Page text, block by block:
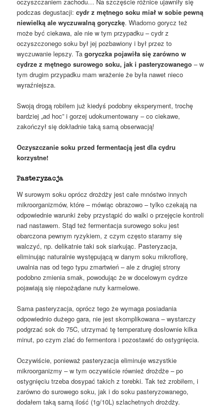
podczas degustacji: cydr z mętnego soku miał w sobie pewną
niewielką ale wyczuwalną goryczkę. Wiadomo gorycz też
może być ciekawa, ale nie w tym przypadku – cydr z
oczyszczonego soku był jej pozbawiony i był przez to
wyczuwanie lepszy. Tagoryczka pojawiła się zarówno w
cydrze z mętnego surowego soku, jak i pasteryzowanego – w
tym drugim przypadku mam wrażenie że była nawet nieco
wyraźniejsza.
Swoją drogą robiłem już kiedyś podobny eksperyment, trochę
bardziej „ad hoc” i gorzej udokumentowany – co ciekawe,
zakończył się dokładnie taką samą obserwacją!
Oczyszczanie soku przed fermentacją jest dla cydru
korzystne!
Pasteryzacja
W surowym soku oprócz drożdży jest całe mnóstwo innych
mikroorganizmów, które – mówiąc obrazowo – tylko czekają na
odpowiednie warunki żeby przystąpić do walki o przejęcie kontroli
nad nastawem. Stąd też fermentacja surowego soku jest
obarczona pewnym ryzykiem, z czym często staramy się
walczyć, np. delikatnie taki sok siarkując. Pasteryzacja,
eliminując naturalnie występującą w danym soku mikroflorę,
uwalnia nas od tego typu zmartwień – ale z drugiej strony
podobno zmienia smak, powodując że w docelowym cydrze
pojawiają się niepożądane nuty karmelowe.
Sama pasteryzacja, oprócz tego że wymaga posiadania
odpowiednio dużego gara, nie jest skomplikowana – wystarczy
podgrzać sok do 75C, utrzymać tę temperaturę dosłownie kilka
minut, po czym zlać do fermentora i pozostawić do ostygnięcia.
Oczywiście, ponieważ pasteryzacja eliminuje wszystkie
mikroorganizmy – w tym oczywiście również drożdże – po
ostygnięciu trzeba dosypać takich z torebki. Tak też zrobiłem, i
zarówno do surowego soku, jak i do soku pasteryzowanego,
dodałem taką samą ilość (1g/10L) szlachetnych drożdży.